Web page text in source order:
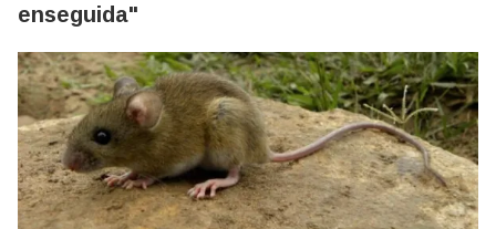
enseguida"